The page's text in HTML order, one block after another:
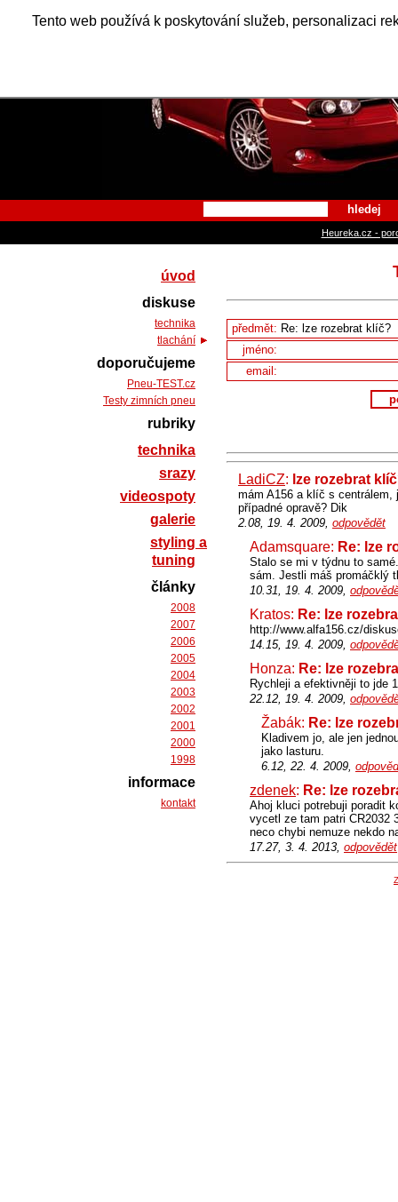
Tento web používá k poskytování služeb, personalizaci
Alfa
hledej
Heureka.cz -
předmět:
jméno:
email:
LadiCZ: lze rozebrat
mám A156 a klíč s
případné opravě? Dik
2.08, 19. 4. 2009, odpovědět
Adamsquare: Re: lze
Stalo se mi v týdnu to
sám. Jestli máš promáčklý
10.31, 19. 4. 2009,
Kratos: Re: lze
http://www.alfa156.cz/
14.15, 19. 4. 2009,
Honza: Re: lze
Rychleji a efektivněji to jde
22.12, 19. 4. 2009,
Žabák: Re: lze
Kladivem jo, ale jen
jako lasturu.
6.12, 22. 4. 2009,
zdenek: Re: lze
Ahoj kluci potrebuji poradit
vycetl ze tam patri CR2032
neco chybi nemuze nekdo
17.27, 3. 4. 2013, odpovědět
úvod
diskuse
technika
tlachání
doporučujeme
Pneu-TEST.cz
Testy zimních pneu
rubriky
technika
srazy
videospoty
galerie
styling a
tuning
články
2008
2007
2006
2005
2004
2003
2002
2001
2000
1998
informace
kontakt